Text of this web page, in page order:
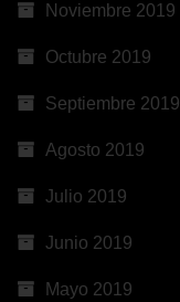
Noviembre 2019
Octubre 2019
Septiembre 2019
Agosto 2019
Julio 2019
Junio 2019
Mayo 2019